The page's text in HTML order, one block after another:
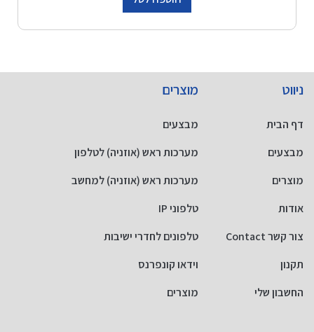
ניווט
דף הבית
מבצעים
מוצרים
אודות
צור קשר Contact
תקנון
החשבון שלי
מוצרים
מבצעים
מערכות ראש (אוזניה) לטלפון
מערכות ראש (אוזניה) למחשב
טלפוני IP
טלפונים לחדרי ישיבות
וידאו קונפרנס
מוצרים